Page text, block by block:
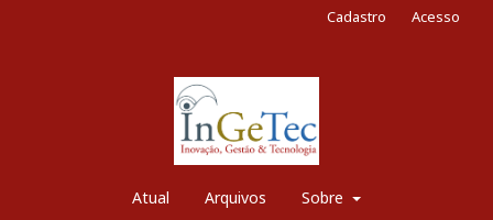
Atual Arquivos Sobre
Cadastro Acesso